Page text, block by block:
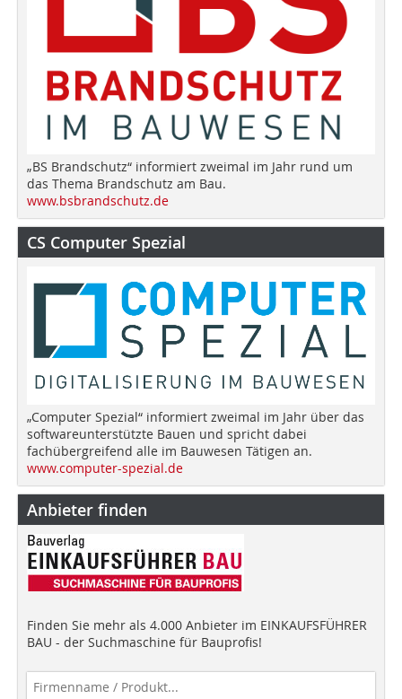
„BS Brandschutz“ informiert zweimal im Jahr rund um
das Thema Brandschutz am Bau.
www.bsbrandschutz.de
CS Computer Spezial
„Computer Spezial“ informiert zweimal im Jahr über das
softwareunterstützte Bauen und spricht dabei
fachübergreifend alle im Bauwesen Tätigen an.
www.computer-spezial.de
Anbieter finden
Finden Sie mehr als 4.000 Anbieter im EINKAUFSFÜHRER
BAU - der Suchmaschine für Bauprofis!